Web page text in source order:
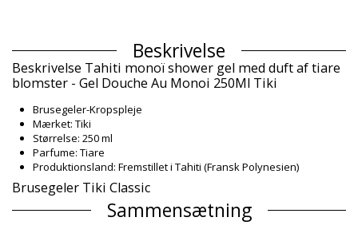
Beskrivelse
Beskrivelse Tahiti monoï shower gel med duft af tiare
blomster - Gel Douche Au Monoi 250Ml Tiki
Brusegeler-Kropspleje
Mærket: Tiki
Størrelse: 250 ml
Parfume: Tiare
Produktionsland: Fremstillet i Tahiti (Fransk Polynesien)
Brusegeler Tiki Classic
Sammensætning